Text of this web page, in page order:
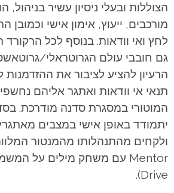
הצוללות ובעלי ניסיון עשיר בניהול,
מורכבים, ייעוץ, אימון אישי
לחץ ואי וודאות. בנוסף לכל
גם חובבי עולם הגרוטראלי/
הרעיון להציע לציבור את
תנאי אי וודאות ואתגר אליהם
המוטורי במסגרת סדנה מודרכת.
יתמודד באופן אישי במצבים
Drive).